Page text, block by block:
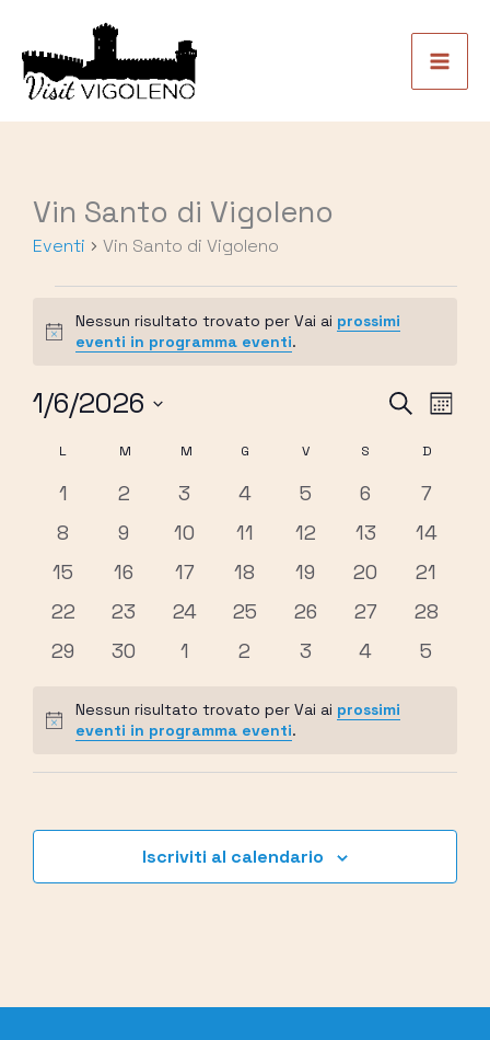
contenuto
Vin Santo di Vigoleno
Eventi Vin Santo di Vigoleno
Eventi
Notice
Nessun risultato trovato per Vai ai prossimi
eventi in programma eventi.
Eventi
viste
CercaMese
1/6/2026
Calendario
Eventi
L M M G V S D
0
eventi
1
0
eventi
2
0
eventi
3
0
eventi
4
0
eventi
5
0
eventi
6
0
eventi
7
0
eventi
8
0
eventi
9
0
eventi
10
0
eventi
11
0
eventi
12
0
eventi
13
0
eventi
14
0
eventi
15
0
eventi
16
0
eventi
17
0
eventi
18
0
eventi
19
0
eventi
20
0
eventi
21
0
eventi
22
0
eventi
23
0
eventi
24
0
eventi
25
0
eventi
26
0
eventi
27
0
eventi
28
0
29
0
30
0
1
0
2
0
3
0
4
0
5
Notice
Nessun risultato trovato per Vai ai prossimi
eventi in programma eventi.
Iscriviti al calendario